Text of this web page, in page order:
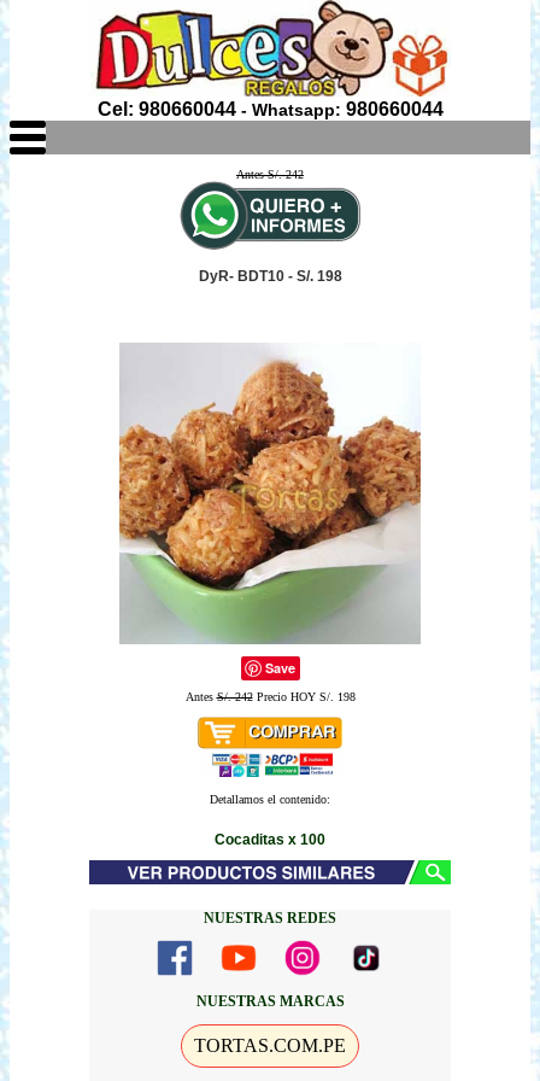
Cel: 980660044- Whatsapp: 980660044
Antes S/. 242
DyR- BDT10 - S/. 198
Save
AntesS/. 242Precio HOY S/. 198
Detallamos el contenido:
Cocaditas x 100
NUESTRAS REDES
NUESTRAS MARCAS
TORTAS.COM.PE